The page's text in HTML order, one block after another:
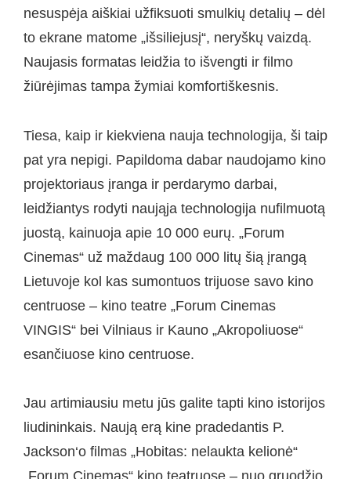
nesuspėja aiškiai užfiksuoti smulkių detalių – dėl
to ekrane matome „išsiliejusį“, neryškų vaizdą.
Naujasis formatas leidžia to išvengti ir filmo
žiūrėjimas tampa žymiai komfortiškesnis.
Tiesa, kaip ir kiekviena nauja technologija, ši taip
pat yra nepigi. Papildoma dabar naudojamo kino
projektoriaus įranga ir perdarymo darbai,
leidžiantys rodyti naująja technologija nufilmuotą
juostą, kainuoja apie 10 000 eurų. „Forum
Cinemas“ už maždaug 100 000 litų šią įrangą
Lietuvoje kol kas sumontuos trijuose savo kino
centruose – kino teatre „Forum Cinemas
VINGIS“ bei Vilniaus ir Kauno „Akropoliuose“
esančiuose kino centruose.
Jau artimiausiu metu jūs galite tapti kino istorijos
liudininkais. Naują erą kine pradedantis P.
Jackson‘o filmas „Hobitas: nelaukta kelionė“